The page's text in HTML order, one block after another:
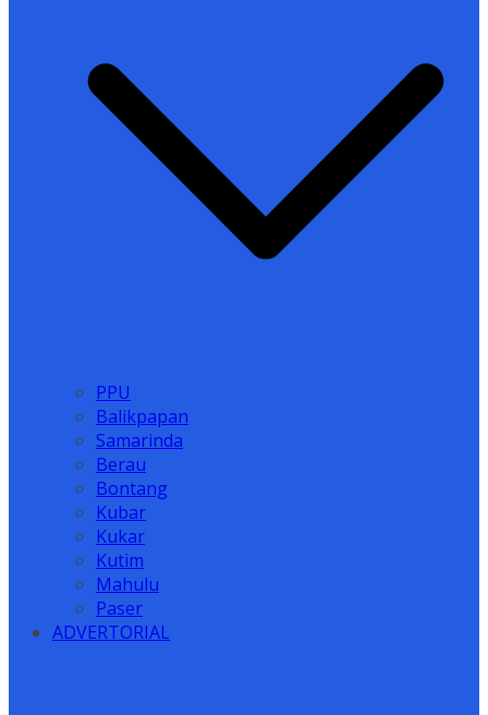
PPU
Balikpapan
Samarinda
Berau
Bontang
Kubar
Kukar
Kutim
Mahulu
Paser
ADVERTORIAL